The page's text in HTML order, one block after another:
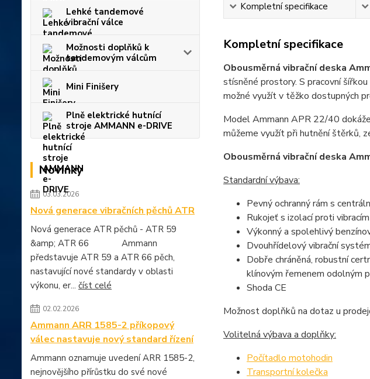
Lehké tandemové
vibrační válce
Možnosti doplňků k
tandemovým válcům
Mini Finišery
Plně elektrické hutnící
stroje AMMANN e-DRIVE
Novinky
03.03.2026
Nová generace vibračních pěchů ATR
Nová generace ATR pěchů - ATR 59
&amp; ATR 66 Ammann
představuje ATR 59 a ATR 66 pěch,
nastavující nové standardy v oblasti
výkonu, er... číst celé
02.02.2026
Ammann ARR 1585-2 příkopový
válec nastavuje nový standard řízení
Ammann oznamuje uvedení ARR 1585-2,
nejnovějšího přírůstku do své nové
Kompletní specifikace
Kompletní specifikace
Obousměrná vibrační deska
stísněné prostory. S pracovní
možné využít v těžko dostupných
Model Ammann APR 22/40
můžeme využít při hutnění štěrků,
Obousměrná vibrační deska
Standardní výbava:
Pevný ochranný rám s
Rukojeť s izolací proti vibracím
Výkonný a spolehlivý
Dvouhřídelový vibrační
Dobře chráněná, robustní
klínovým řemenem odolným
Shoda CE
Možnost doplňků na dotaz u
Volitelná výbava a doplňky:
Počítadlo motohodin
Transportní kolečka